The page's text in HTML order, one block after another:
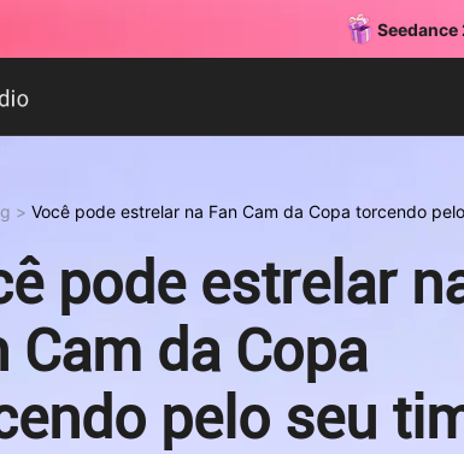
> Você pode estrelar na Fan Cam da Copa torcendo
pode estrelar
Cam da Copa
pelo seu
Seedance